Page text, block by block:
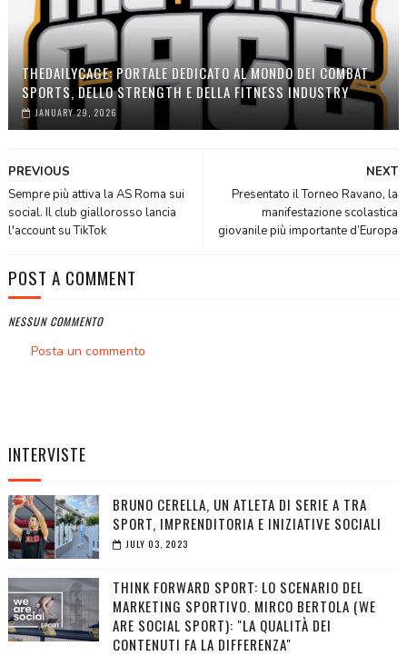
THEDAILYCAGE: PORTALE DEDICATO AL MONDO DEI COMBAT
SPORTS, DELLO STRENGTH E DELLA FITNESS INDUSTRY
JANUARY 29, 2026
NEXT
Presentato il Torneo Ravano, la
manifestazione scolastica
giovanile più importante d’Europa
PREVIOUS
Sempre più attiva la AS Roma sui
social. Il club giallorosso lancia
l'account su TikTok
POST A COMMENT
NESSUN COMMENTO
Posta un commento
INTERVISTE
BRUNO CERELLA, UN ATLETA DI SERIE A TRA
SPORT, IMPRENDITORIA E INIZIATIVE SOCIALI
JULY 03, 2023
THINK FORWARD SPORT: LO SCENARIO DEL
MARKETING SPORTIVO. MIRCO BERTOLA (WE
ARE SOCIAL SPORT): "LA QUALITÀ DEI
CONTENUTI FA LA DIFFERENZA"